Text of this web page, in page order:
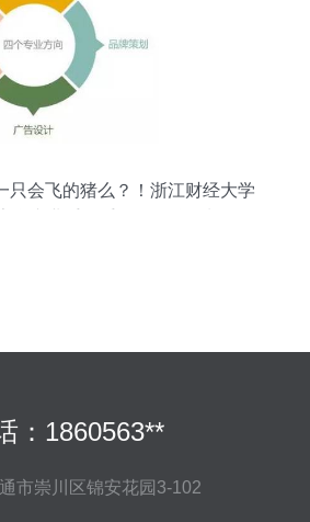
只会飞的猪么？！浙江财经大学
：1860563**
市崇川区锦安花园3-102